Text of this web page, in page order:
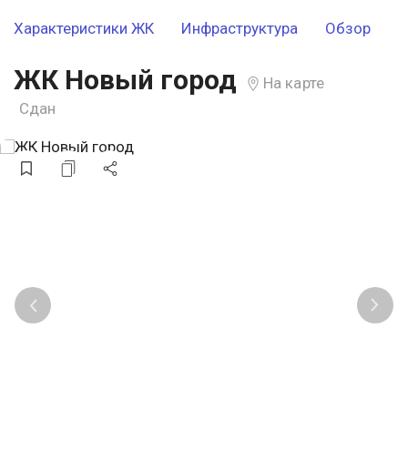
Характеристики ЖК Инфраструктура Обзор
ЖК Новый город
На карте
Сдан